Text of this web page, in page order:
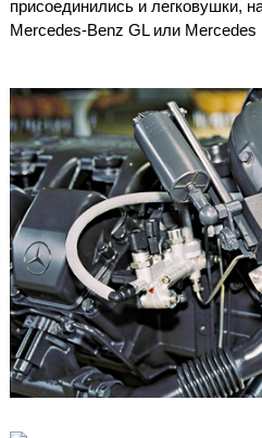
присоединились и легковушки,
Mercedes-Benz GL или Mercedes